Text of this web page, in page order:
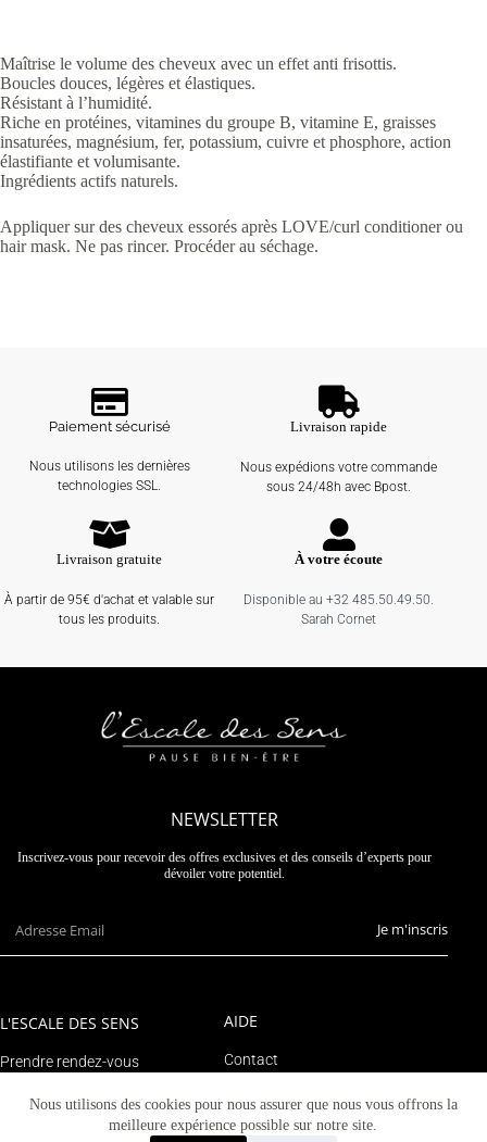
Nous utilisons des cookies pour nous assurer que nous vous offrons la
meilleure expérience possible sur notre site.
Maîtrise le volume des cheveux avec un effet anti frisottis.
Boucles douces, légères et élastiques.
Résistant à l’humidité.
Riche en protéines, vitamines du groupe B, vitamine E, graisses
insaturées, magnésium, fer, potassium, cuivre et phosphore, action
élastifiante et volumisante.
Ingrédients actifs naturels.
Appliquer sur des cheveux essorés après LOVE/curl conditioner ou
hair mask. Ne pas rincer. Procéder au séchage.
Paiement sécurisé
Nous utilisons les dernières
technologies SSL.
Livraison rapide
Nous expédions votre commande
sous 24/48h avec Bpost.
Livraison gratuite
À partir de 95€ d'achat et valable sur
tous les produits.
À votre écoute
Disponible au +32 485.50.49.50.
Sarah Cornet
NEWSLETTER
Inscrivez-vous pour recevoir des offres exclusives et des conseils d’experts pour
dévoiler votre potentiel.
Je m'inscris
L'ESCALE DES SENS
Prendre rendez-vous
Mon compte
AIDE
Contact